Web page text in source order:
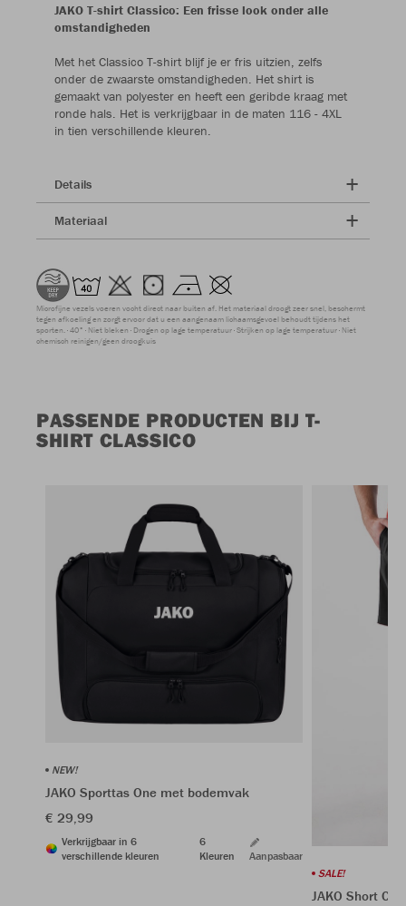
JAKO T-shirt Classico: Een frisse look onder alle
omstandigheden
Met het Classico T-shirt blijf je er fris uitzien, zelfs
onder de zwaarste omstandigheden. Het shirt is
gemaakt van polyester en heeft een geribde kraag met
ronde hals. Het is verkrijgbaar in de maten 116 - 4XL
in tien verschillende kleuren.
Details
Materiaal
Microfijne vezels voeren vocht direct naar buiten af. Het materiaal droogt zeer snel, beschermt
tegen afkoeling en zorgt ervoor dat u een aangenaam lichaamsgevoel behoudt tijdens het
sporten. 40° Niet bleken Drogen op lage temperatuur Strijken op lage temperatuur Niet
chemisch reinigen/geen droogkuis
PASSENDE PRODUCTEN BIJ T-
SHIRT CLASSICO
NEW!
JAKO Sporttas One met bodemvak
€ 29,99
Verkrijgbaar in 6
verschillende kleuren
6
Kleuren
Aanpasbaar
SALE!
JAKO Short